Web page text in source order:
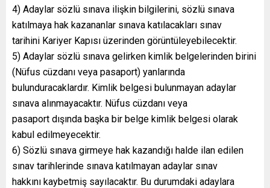
4) Adaylar sözlü sınava ilişkin bilgilerini, sözlü sınava
katılmaya hak kazananlar sınava katılacakları sınav
tarihini Kariyer Kapısı üzerinden görüntüleyebilecektir.
5) Adaylar sözlü sınava gelirken kimlik belgelerinden birini
(Nüfus cüzdanı veya pasaport) yanlarında
bulunduracaklardır. Kimlik belgesi bulunmayan adaylar
sınava alınmayacaktır. Nüfus cüzdanı veya
pasaport dışında başka bir belge kimlik belgesi olarak
kabul edilmeyecektir.
6) Sözlü sınava girmeye hak kazandığı halde ilan edilen
sınav tarihlerinde sınava katılmayan adaylar sınav
hakkını kaybetmiş sayılacaktır. Bu durumdaki adaylara